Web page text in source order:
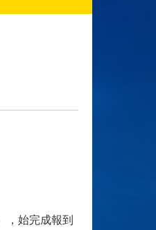
，始完成報到